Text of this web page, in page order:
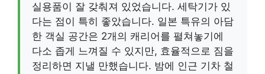
실용품이 잘 갖춰져 있었습니다. 세탁기가 있
다는 점이 특히 좋았습니다. 일본 특유의 아담
한 객실 공간은 2개의 캐리어를 펼쳐놓기에
다소 좁게 느껴질 수 있지만, 효율적으로 짐을
정리하면 지낼 만했습니다. 밤에 인근 기차 철